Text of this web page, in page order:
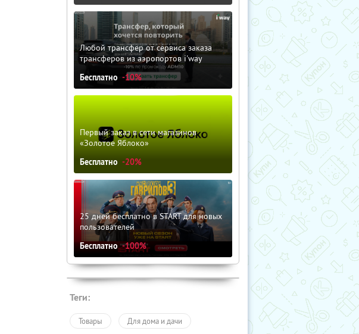
Любой трансфер от сервиса заказа
трансферов из аэропортов i'way
Бесплатно -10%
Первый заказ в сети магазинов
«Золотое Яблоко»
Бесплатно -20%
25 дней бесплатно в START для новых
пользователей
Бесплатно -100%
Теги:
Товары Для дома и дачи